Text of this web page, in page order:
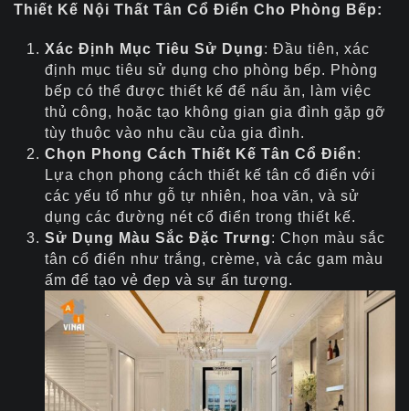
Thiết Kế Nội Thất Tân Cổ Điển Cho Phòng Bếp:
Xác Định Mục Tiêu Sử Dụng: Đầu tiên, xác
định mục tiêu sử dụng cho phòng bếp. Phòng
bếp có thể được thiết kế để nấu ăn, làm việc
thủ công, hoặc tạo không gian gia đình gặp gỡ
tùy thuộc vào nhu cầu của gia đình.
Chọn Phong Cách Thiết Kế Tân Cổ Điển:
Lựa chọn phong cách thiết kế tân cổ điển với
các yếu tố như gỗ tự nhiên, hoa văn, và sử
dụng các đường nét cổ điển trong thiết kế.
Sử Dụng Màu Sắc Đặc Trưng: Chọn màu sắc
tân cổ điển như trắng, crème, và các gam màu
ấm để tạo vẻ đẹp và sự ấn tượng.